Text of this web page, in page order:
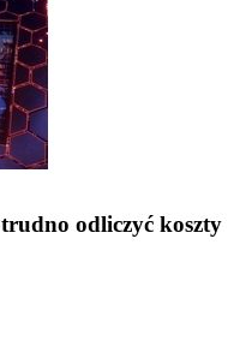
odliczyć koszty